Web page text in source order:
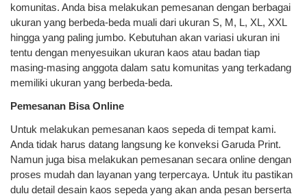
komunitas. Anda bisa melakukan pemesanan dengan berbagai
ukuran yang berbeda-beda muali dari ukuran S, M, L, XL, XXL
hingga yang paling jumbo. Kebutuhan akan variasi ukuran ini
tentu dengan menyesuikan ukuran kaos atau badan tiap
masing-masing anggota dalam satu komunitas yang terkadang
memiliki ukuran yang berbeda-beda.
Pemesanan Bisa Online
Untuk melakukan pemesanan kaos sepeda di tempat kami.
Anda tidak harus datang langsung ke konveksi Garuda Print.
Namun juga bisa melakukan pemesanan secara online dengan
proses mudah dan layanan yang terpercaya. Untuk itu pastikan
dulu detail desain kaos sepeda yang akan anda pesan berserta